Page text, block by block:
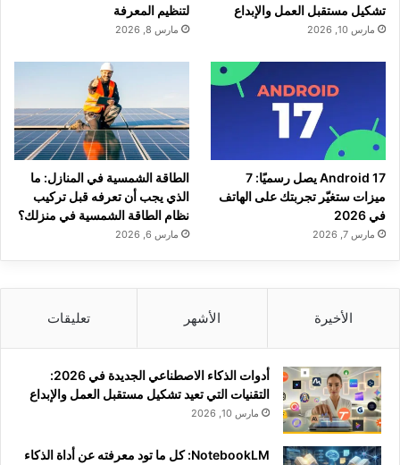
تشكيل مستقبل العمل والإبداع
مارس 10, 2026
لتنظيم المعرفة
مارس 8, 2026
Android 17 يصل رسميًا: 7
ميزات ستغيّر تجربتك على الهاتف
في 2026
مارس 7, 2026
الطاقة الشمسية في المنازل: ما
الذي يجب أن تعرفه قبل تركيب
نظام الطاقة الشمسية في منزلك؟
مارس 6, 2026
الأخيرة الأشهر تعليقات
أدوات الذكاء الاصطناعي الجديدة في 2026:
التقنيات التي تعيد تشكيل مستقبل العمل والإبداع
مارس 10, 2026
NotebookLM: كل ما تود معرفته عن أداة الذكاء